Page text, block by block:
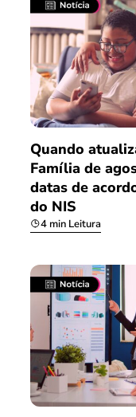
Quando
Família de
datas de
do NIS
4 min Leitura